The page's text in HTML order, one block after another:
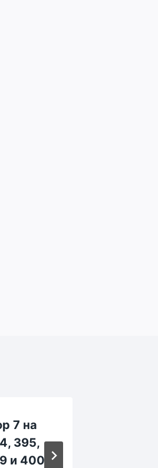
7 на
395,
и 400